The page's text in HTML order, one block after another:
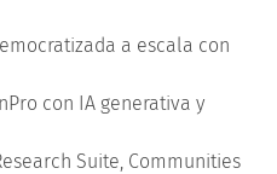
a escala con
con IA generativa y
Suite, Communities